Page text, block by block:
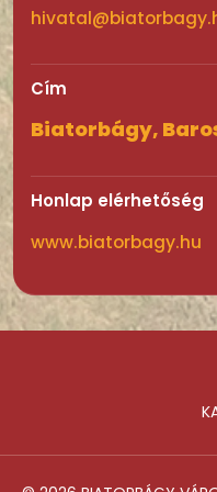
Cím
Biatorbágy,
Honlap elérhetőség
www.biatorbagy.hu